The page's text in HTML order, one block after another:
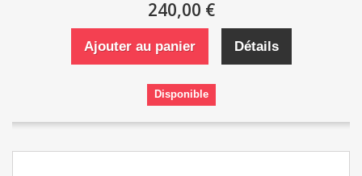
240,00 €
Ajouter au panier Détails
Disponible